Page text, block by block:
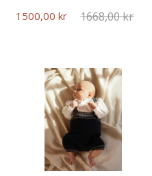
1500,00 kr 1668,00 kr